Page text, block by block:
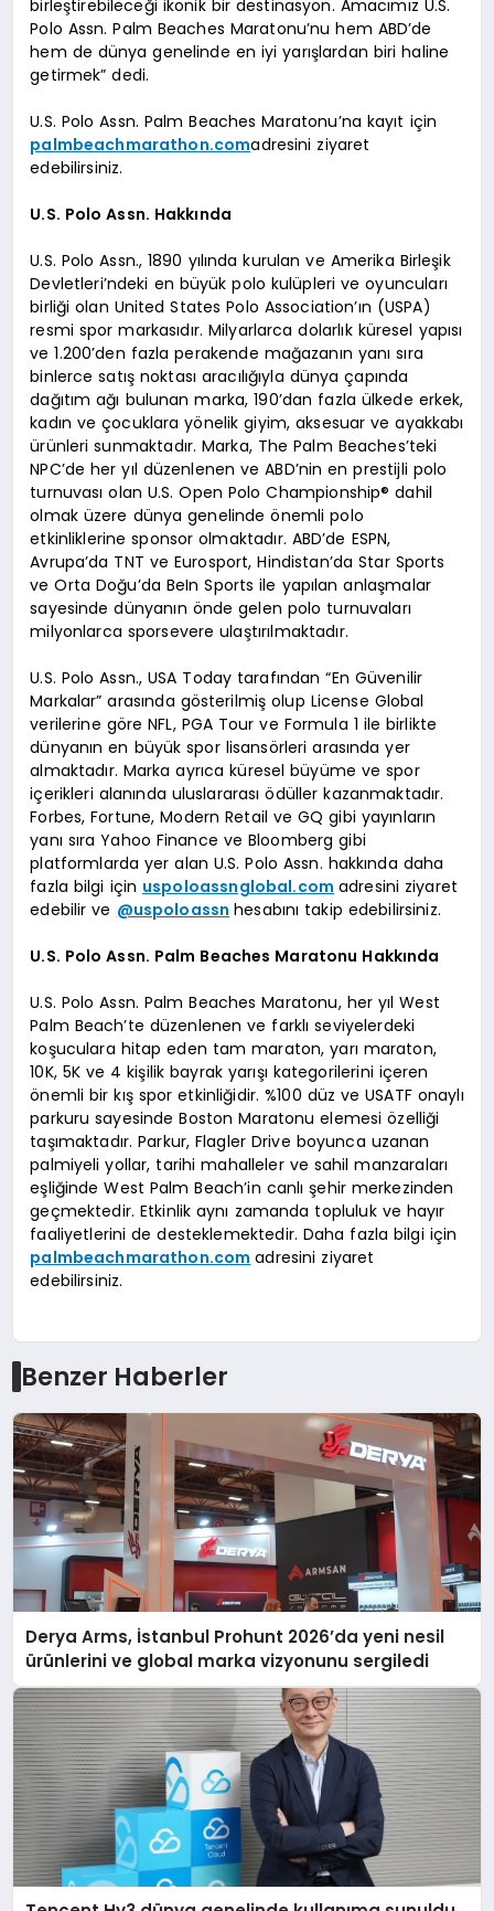
birleştirebileceği ikonik bir destinasyon. Amacımız U.S.
Polo Assn. Palm Beaches Maratonu’nu hem ABD’de
hem de dünya genelinde en iyi yarışlardan biri haline
getirmek” dedi.
U.S. Polo Assn. Palm Beaches Maratonu’na kayıt için
palmbeachmarathon.comadresini ziyaret
edebilirsiniz.
U.S. Polo Assn. Hakkında
U.S. Polo Assn., 1890 yılında kurulan ve Amerika Birleşik
Devletleri’ndeki en büyük polo kulüpleri ve oyuncuları
birliği olan United States Polo Association’ın (USPA)
resmi spor markasıdır. Milyarlarca dolarlık küresel yapısı
ve 1.200’den fazla perakende mağazanın yanı sıra
binlerce satış noktası aracılığıyla dünya çapında
dağıtım ağı bulunan marka, 190’dan fazla ülkede erkek,
kadın ve çocuklara yönelik giyim, aksesuar ve ayakkabı
ürünleri sunmaktadır. Marka, The Palm Beaches’teki
NPC’de her yıl düzenlenen ve ABD’nin en prestijli polo
turnuvası olan U.S. Open Polo Championship® dahil
olmak üzere dünya genelinde önemli polo
etkinliklerine sponsor olmaktadır. ABD’de ESPN,
Avrupa’da TNT ve Eurosport, Hindistan’da Star Sports
ve Orta Doğu’da BeIn Sports ile yapılan anlaşmalar
sayesinde dünyanın önde gelen polo turnuvaları
milyonlarca sporsevere ulaştırılmaktadır.
U.S. Polo Assn., USA Today tarafından “En Güvenilir
Markalar” arasında gösterilmiş olup License Global
verilerine göre NFL, PGA Tour ve Formula 1 ile birlikte
dünyanın en büyük spor lisansörleri arasında yer
almaktadır. Marka ayrıca küresel büyüme ve spor
içerikleri alanında uluslararası ödüller kazanmaktadır.
Forbes, Fortune, Modern Retail ve GQ gibi yayınların
yanı sıra Yahoo Finance ve Bloomberg gibi
platformlarda yer alan U.S. Polo Assn. hakkında daha
fazla bilgi için uspoloassnglobal.com adresini ziyaret
edebilir ve @uspoloassn hesabını takip edebilirsiniz.
U.S. Polo Assn. Palm Beaches Maratonu Hakkında
U.S. Polo Assn. Palm Beaches Maratonu, her yıl West
Palm Beach’te düzenlenen ve farklı seviyelerdeki
koşuculara hitap eden tam maraton, yarı maraton,
10K, 5K ve 4 kişilik bayrak yarışı kategorilerini içeren
önemli bir kış spor etkinliğidir. %100 düz ve USATF onaylı
parkuru sayesinde Boston Maratonu elemesi özelliği
taşımaktadır. Parkur, Flagler Drive boyunca uzanan
palmiyeli yollar, tarihi mahalleler ve sahil manzaraları
eşliğinde West Palm Beach’in canlı şehir merkezinden
geçmektedir. Etkinlik aynı zamanda topluluk ve hayır
faaliyetlerini de desteklemektedir. Daha fazla bilgi için
palmbeachmarathon.com adresini ziyaret
edebilirsiniz.
Benzer Haberler
Derya Arms, İstanbul Prohunt 2026’da yeni nesil
ürünlerini ve global marka vizyonunu sergiledi